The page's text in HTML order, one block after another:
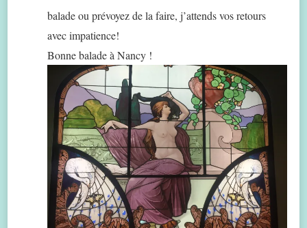
balade ou prévoyez de la faire, j’attends vos retours
avec impatience!
Bonne balade à Nancy !